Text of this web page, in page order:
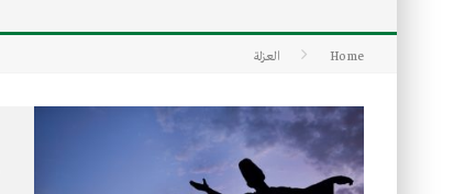
Home العزلة